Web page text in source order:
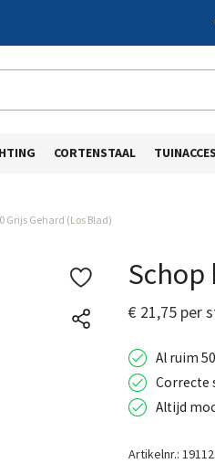
CORTENSTAAL
Grijs Gehard (los Blad)
Schop
€ 21,75 per
Al ruim
Correcte
Altijd
Artikelnr.: